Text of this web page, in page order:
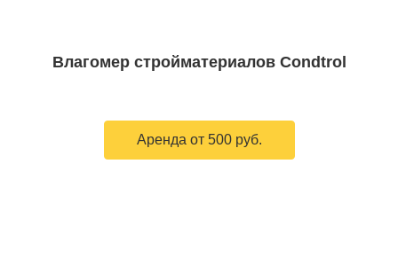
Влагомер стройматериалов Condtrol
Аренда от 500 руб.